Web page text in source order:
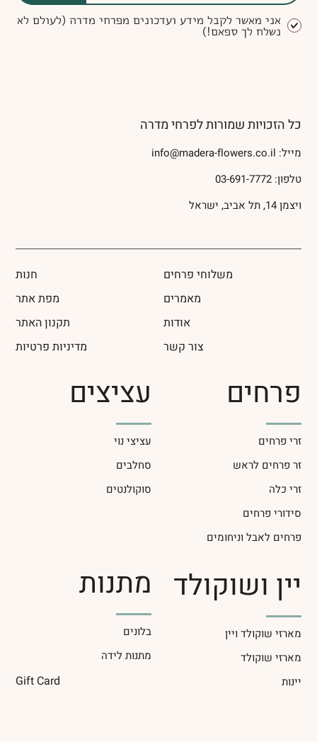
כל הזכויות שמורות לפרחי מדרה
מייל: info@madera-flowers.co.il
טלפון:03-691-7772
ויצמן 14, תל אביב, ישראל
מתנות
בלונים
מתנות לידה
Gift Card
יין ושוקולד
מארזי שוקולד ויין
מארזי שוקולד
יינות
עציצים
עציצי נוי
סחלבים
סוקולנטים
פרחים
זרי פרחים
זר פרחים לראש
פרחים לאבל וניחומים
סידורי פרחים
זרי כלה
מפת אתר
צור קשר
אודות
מאמרים
משלוחי פרחים
תקנון האתר
מדיניות פרטיות
חנות
אני מאשר לקבל מידע ועדכונים מפרחי מדרה (לעולם לא
נשלח לך ספאם!)